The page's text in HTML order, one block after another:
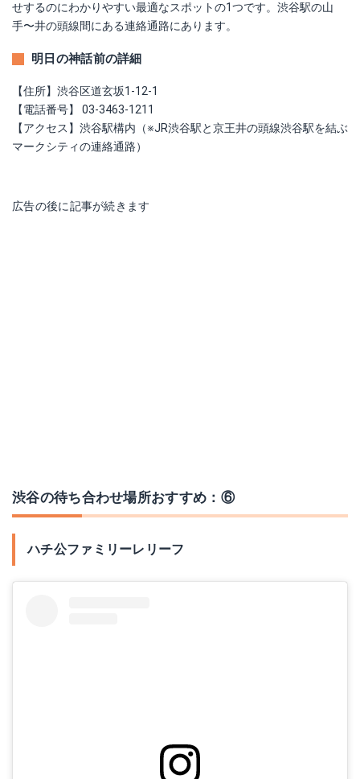
せするのにわかりやすい最適なスポットの1つです。渋谷駅の山
手〜井の頭線間にある連絡通路にあります。
明日の神話前の詳細
【住所】渋谷区道玄坂1-12-1
【電話番号】 03-3463-1211
【アクセス】渋谷駅構内（※JR渋谷駅と京王井の頭線渋谷駅を結ぶ
マークシティの連絡通路）
広告の後に記事が続きます
渋谷の待ち合わせ場所おすすめ：⑥
ハチ公ファミリーレリーフ